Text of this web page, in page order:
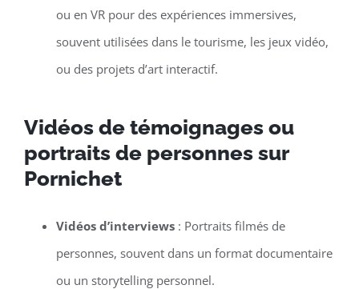
ou en VR pour des expériences immersives,
souvent utilisées dans le tourisme, les jeux vidéo,
ou des projets d’art interactif.
Vidéos de témoignages ou
portraits de personnes sur
Pornichet
Vidéos d’interviews: Portraits filmés de
personnes, souvent dans un format documentaire
ou un storytelling personnel.